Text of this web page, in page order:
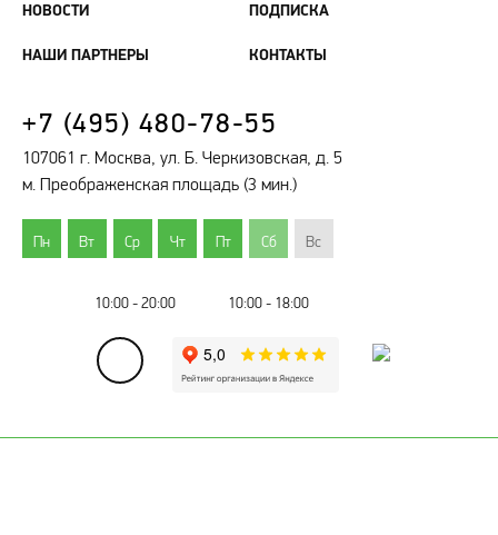
НОВОСТИ ПОДПИСКА
НАШИ ПАРТНЕРЫ КОНТАКТЫ
+7 (495) 480-78-55
107061 г. Москва, ул. Б. Черкизовская, д. 5
м. Преображенская площадь (3 мин.)
Пн Вт Ср Чт Пт Сб Вс
10:00 - 20:00 10:00 - 18:00